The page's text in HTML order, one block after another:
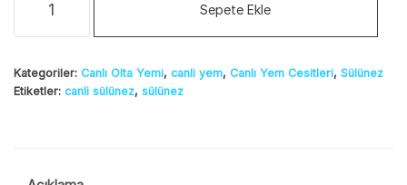
Sülünez
adet
Sepete Ekle
Kategoriler: Canlı Olta Yemi, canli yem, Canlı Yem Cesitleri, Sülünez
Etiketler: canli sülünez, sülünez